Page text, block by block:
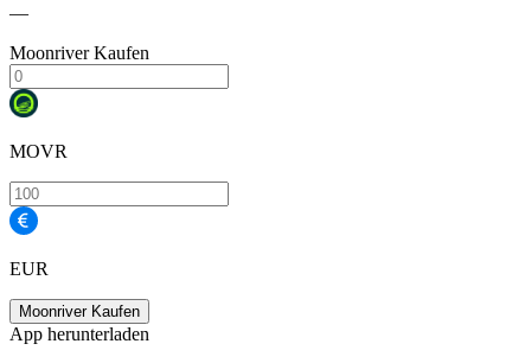
—
Moonriver Kaufen
MOVR
EUR
Moonriver Kaufen
App herunterladen